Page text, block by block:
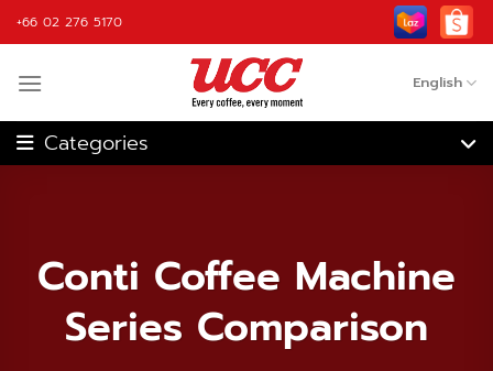
Skip
to
+66 02 276 5170
English
Coffee Machine
Blender
Conti Coffee Machine
Series Comparison